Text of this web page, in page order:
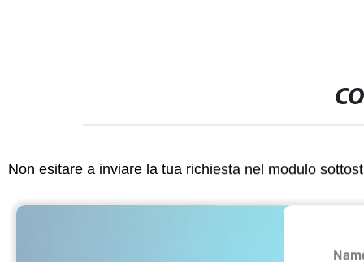
Non esitare a inviare la tua richiesta nel modulo